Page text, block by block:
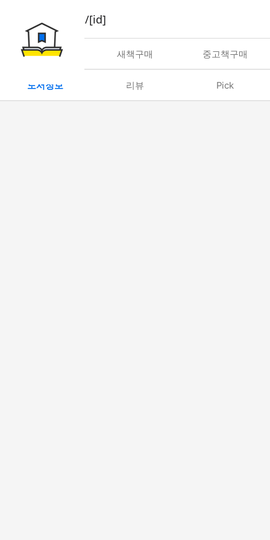
book/rent/[id]
대여 새책구매 중고책구매
도서정보 리뷰 Pick